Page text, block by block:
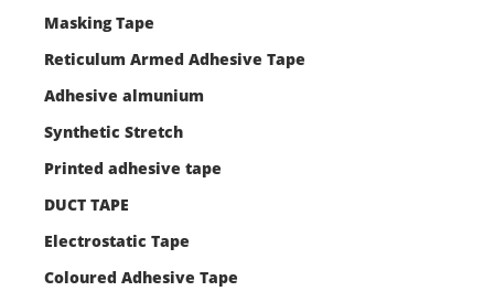
Masking Tape
Reticulum Armed Adhesive Tape
Adhesive almunium
Synthetic Stretch
Printed adhesive tape
DUCT TAPE
Electrostatic Tape
Coloured Adhesive Tape